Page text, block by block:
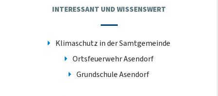
INTERESSANT UND WISSENSWERT
Klimaschutz in der Samtgemeinde
Ortsfeuerwehr Asendorf
Grundschule Asendorf